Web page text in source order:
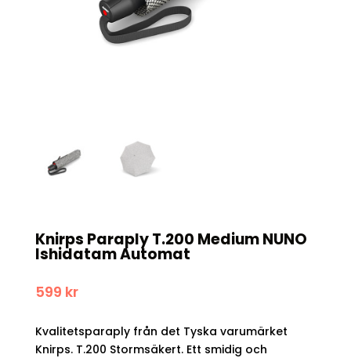
Knirps Paraply T.200 Medium NUNO
Ishidatam Automat
599 kr
Kvalitetsparaply från det Tyska varumärket
Knirps. T.200 Stormsäkert. Ett smidig och